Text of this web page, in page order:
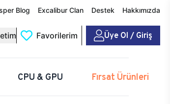
Blog Excalibur Clan Destek Hakkımızda
Favorilerim Üye Ol / Giriş
CPU & GPU Fırsat Ürünleri